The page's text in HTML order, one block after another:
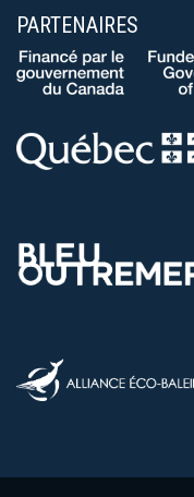
PARTENAIRES